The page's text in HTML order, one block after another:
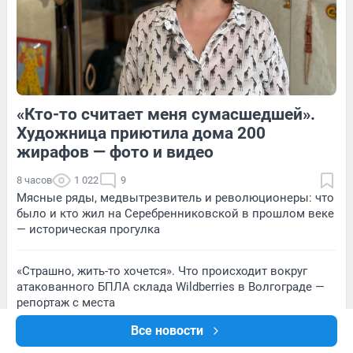
Все новости
20 Обсудить
141 Обсудить 22 Обсудить
«Кто-то считает меня сумасшедшей».
Художница приютила дома 200
жирафов — фото и видео
8 часов 1 022 9
Мясные ряды, медвытрезвитель и революционеры: что
было и кто жил на Серебренниковской в прошлом веке
— историческая прогулка
«Страшно, жить-то хочется». Что происходит вокруг
атакованного БПЛА склада Wildberries в Волгограде —
репортаж с места
Секрет колючего деликатеса: что мы на самом деле